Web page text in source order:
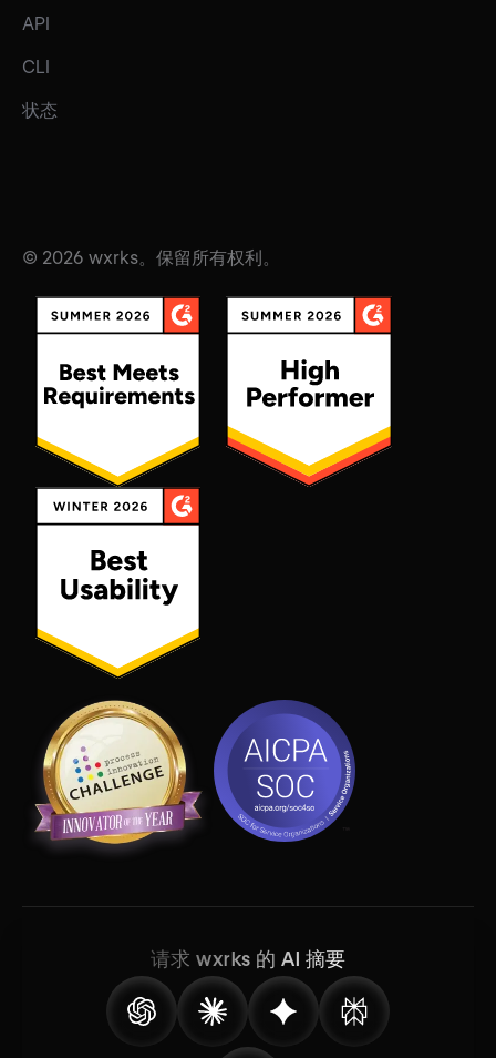
API
CLI
状态
© 2026 wxrks。保留所有权利。
请求 wxrks 的 AI 摘要